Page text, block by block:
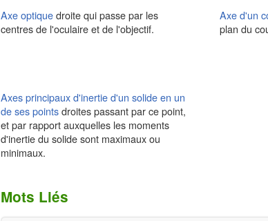
Axe optiquedroite qui passe par les
centres de l'oculaire et de l'objectif.
Axe d'un
plan du
Axes principaux d'inertie d'un solide en un
de ses pointsdroites passant par ce point,
et par rapport auxquelles les moments
d'inertie du solide sont maximaux ou
minimaux.
Mots Liés